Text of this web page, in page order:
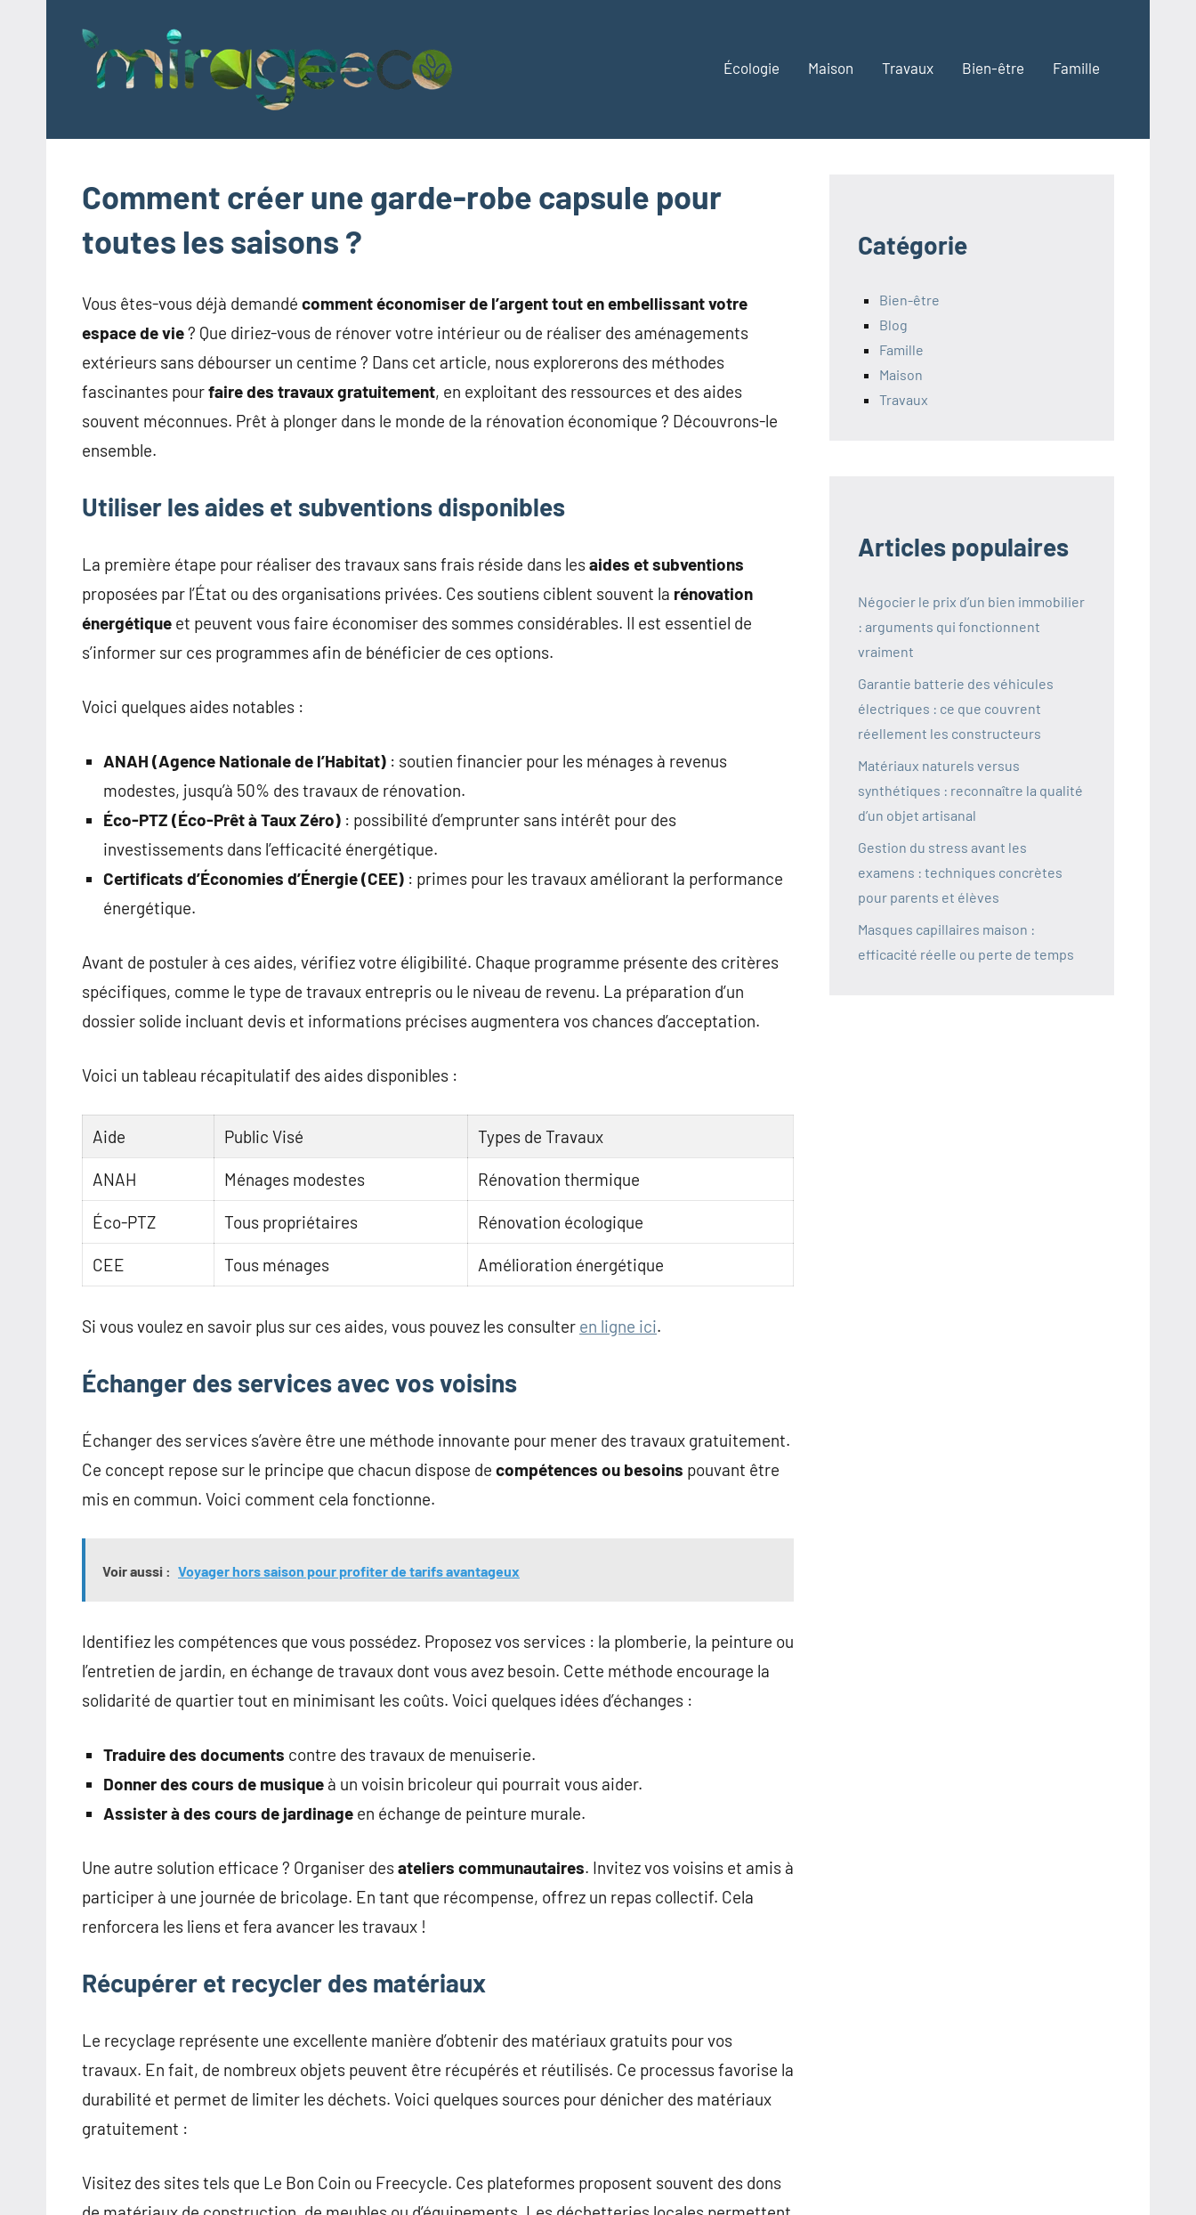
contenu
Écologie Maison Travaux Bien-être Famille
Comment créer une garde-robe capsule pour
toutes les saisons ?
Vous êtes-vous déjà demandé comment économiser de l’argent tout en embellissant votre
espace de vie? Que diriez-vous de rénover votre intérieur ou de réaliser des aménagements
extérieurs sans débourser un centime ? Dans cet article, nous explorerons des méthodes
fascinantes pourfaire des travaux gratuitement, en exploitant des ressources et des aides
souvent méconnues. Prêt à plonger dans le monde de la rénovation économique ? Découvrons-le
ensemble.
Utiliser les aides et subventions disponibles
La première étape pour réaliser des travaux sans frais réside dans lesaides et subventions
proposées par l’État ou des organisations privées. Ces soutiens ciblent souvent la rénovation
énergétique et peuvent vous faire économiser des sommes considérables. Il est essentiel de
s’informer sur ces programmes afin de bénéficier de ces options.
Voici quelques aides notables :
ANAH (Agence Nationale de l’Habitat) : soutien financier pour les ménages à revenus
modestes, jusqu’à 50% des travaux de rénovation.
Éco-PTZ (Éco-Prêt à Taux Zéro) : possibilité d’emprunter sans intérêt pour des
investissements dans l’efficacité énergétique.
Certificats d’Économies d’Énergie (CEE) : primes pour les travaux améliorant la performance
énergétique.
Avant de postuler à ces aides, vérifiez votre éligibilité. Chaque programme présente des critères
spécifiques, comme le type de travaux entrepris ou le niveau de revenu. La préparation d’un
dossier solide incluant devis et informations précises augmentera vos chances d’acceptation.
Voici un tableau récapitulatif des aides disponibles :
Aide Public Visé Types de Travaux
ANAH Ménages modestes Rénovation thermique
Éco-PTZ Tous propriétaires Rénovation écologique
CEE Tous ménages Amélioration énergétique
Si vous voulez en savoir plus sur ces aides, vous pouvez les consulter en ligne ici.
Échanger des services avec vos voisins
Échanger des services s’avère être une méthode innovante pour mener des travaux gratuitement.
Ce concept repose sur le principe que chacun dispose de compétences ou besoins pouvant être
mis en commun. Voici comment cela fonctionne.
Voir aussi : Voyager hors saison pour profiter de tarifs avantageux
Identifiez les compétences que vous possédez. Proposez vos services : la plomberie, la peinture ou
l’entretien de jardin, en échange de travaux dont vous avez besoin. Cette méthode encourage la
solidarité de quartier tout en minimisant les coûts. Voici quelques idées d’échanges :
Traduire des documents contre des travaux de menuiserie.
Donner des cours de musique à un voisin bricoleur qui pourrait vous aider.
Assister à des cours de jardinage en échange de peinture murale.
Une autre solution efficace ? Organiser desateliers communautaires. Invitez vos voisins et amis à
participer à une journée de bricolage. En tant que récompense, offrez un repas collectif. Cela
renforcera les liens et fera avancer les travaux !
Récupérer et recycler des matériaux
Le recyclage représente une excellente manière d’obtenir des matériaux gratuits pour vos
travaux. En fait, de nombreux objets peuvent être récupérés et réutilisés. Ce processus favorise la
durabilité et permet de limiter les déchets. Voici quelques sources pour dénicher des matériaux
gratuitement :
Visitez des sites tels que Le Bon Coin ou Freecycle. Ces plateformes proposent souvent des dons
Catégorie
Bien-être
Blog
Famille
Maison
Travaux
Articles populaires
Négocier le prix d’un bien immobilier
: arguments qui fonctionnent
vraiment
Garantie batterie des véhicules
électriques : ce que couvrent
réellement les constructeurs
Matériaux naturels versus
synthétiques : reconnaître la qualité
d’un objet artisanal
Gestion du stress avant les
examens : techniques concrètes
pour parents et élèves
Masques capillaires maison :
efficacité réelle ou perte de temps